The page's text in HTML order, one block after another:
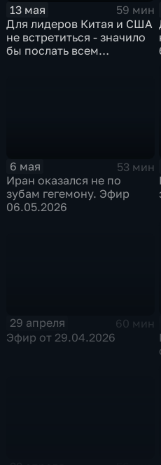
13 мая
59 мин
Для лидеров Китая и США
не встретиться - значило
бы послать всем
6 мая
53 мин
Иран оказался не по
зубам гегемону. Эфир
06.05.2026
29 апреля
60 мин
Эфир от 29.04.2026